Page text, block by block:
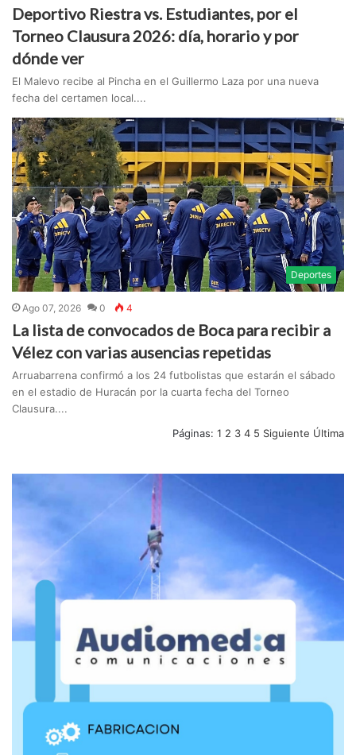
Deportivo Riestra vs. Estudiantes, por el
Torneo Clausura 2026: día, horario y por
dónde ver
El Malevo recibe al Pincha en el Guillermo Laza por una nueva
fecha del certamen local....
Deportes
Ago 07, 2026 0 4
La lista de convocados de Boca para recibir a
Vélez con varias ausencias repetidas
Arruabarrena confirmó a los 24 futbolistas que estarán el sábado
en el estadio de Huracán por la cuarta fecha del Torneo
Clausura....
Páginas: 1 2 3 4 5 Siguiente Última